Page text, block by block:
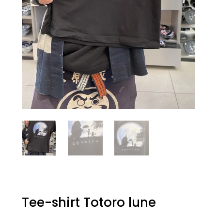
Tee-shirt Totoro lune